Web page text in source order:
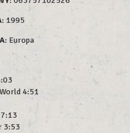
: 1995
: Europa
4:51
3:53